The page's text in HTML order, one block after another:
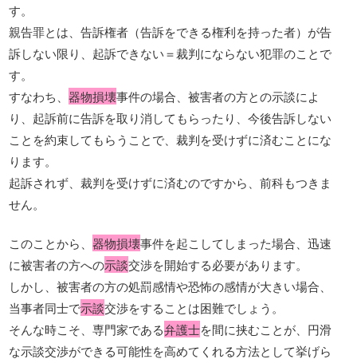
す。
親告罪とは、告訴権者（告訴をできる権利を持った者）が告
訴しない限り、起訴できない＝裁判にならない犯罪のことで
す。
すなわち、器物損壊事件の場合、被害者の方との示談によ
り、起訴前に告訴を取り消してもらったり、今後告訴しない
ことを約束してもらうことで、裁判を受けずに済むことにな
ります。
起訴されず、裁判を受けずに済むのですから、前科もつきま
せん。
このことから、器物損壊事件を起こしてしまった場合、迅速
に被害者の方への示談交渉を開始する必要があります。
しかし、被害者の方の処罰感情や恐怖の感情が大きい場合、
当事者同士で示談交渉をすることは困難でしょう。
そんな時こそ、専門家である弁護士を間に挟むことが、円滑
な示談交渉ができる可能性を高めてくれる方法として挙げら